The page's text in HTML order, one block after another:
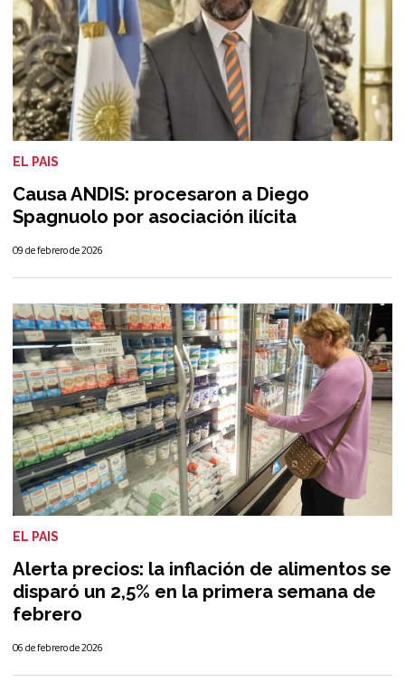
Causa ANDIS: procesaron a Diego
Spagnuolo por asociación ilícita
EL PAIS
09 de febrero de 2026
Alerta precios: la inflación de alimentos se
disparó un 2,5% en la primera semana de
febrero
EL PAIS
06 de febrero de 2026